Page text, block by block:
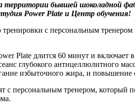
территории бывшей шоколадной
Power Plate и Центр обучения!
тренировки с персональным
Plate длится 60 минут и
глубокого антицеллюлитного
избыточного жира, и повышение
с персональным тренером, который